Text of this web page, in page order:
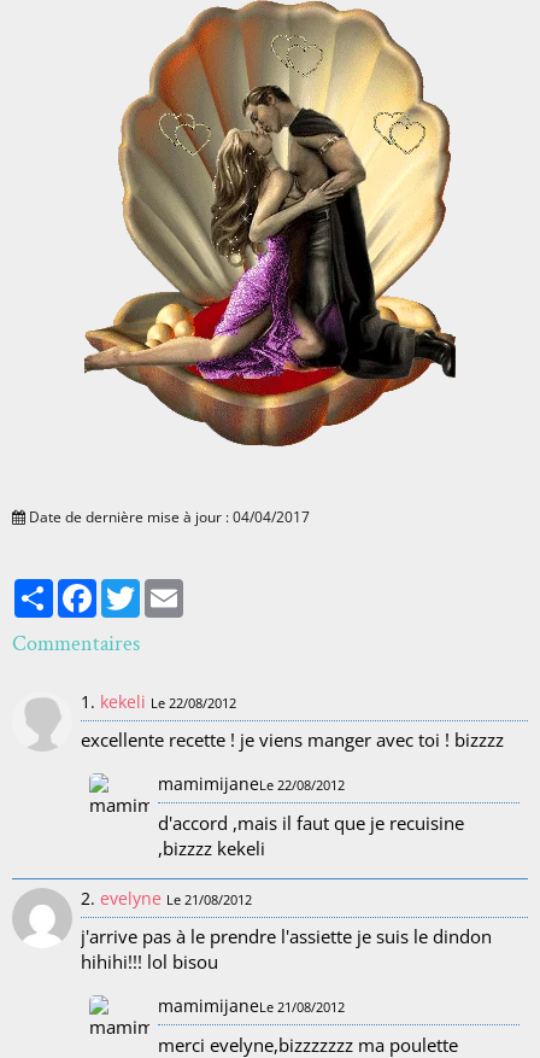
Date de dernière mise à jour : 04/04/2017
PartagerFacebook
Twitter
Commentaires
1. kekeli Le 22/08/2012
excellente recette ! je viens manger avec toi ! bizzzz
mamimijaneLe 22/08/2012
d'accord ,mais il faut que je recuisine
,bizzzz kekeli
2. evelyne Le 21/08/2012
j'arrive pas à le prendre l'assiette je suis le dindon
hihihi!!! lol bisou
mamimijaneLe 21/08/2012
merci evelyne,bizzzzzzz ma poulette